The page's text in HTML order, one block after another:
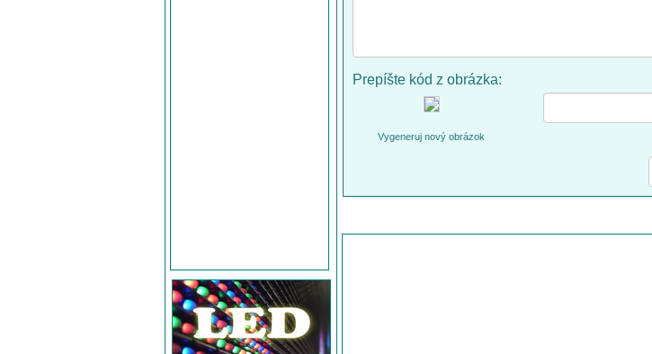
Prepíšte kód z obrázka:
Vygeneruj nový obrázok